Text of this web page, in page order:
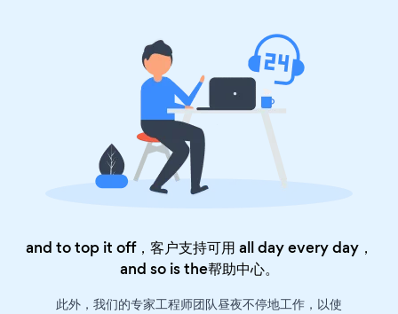
and to top it off，客户支持可用 all day every day，
and so is the帮助中心。
此外，我们的专家工程师团队昼夜不停地工作，以使